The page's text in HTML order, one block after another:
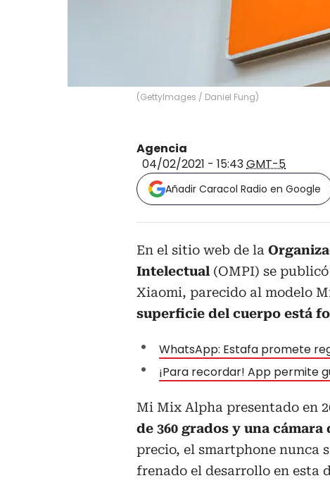
(GettyImages / Daniel Fung)
Agencia
04/02/2021 - 15:43GMT-5
Añadir Caracol Radio en Google
En el sitio web de la
Intelectual (OMPI) se
Xiaomi, parecido al modelo
superficie del cuerpo está
WhatsApp: Estafa promete
¡Para recordar! App permite
Mi Mix Alpha presentado en
de 360 grados y una cámara
precio, el smartphone nunca
frenado el desarrollo en esta